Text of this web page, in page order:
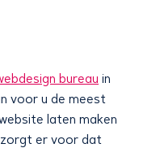
bureau in
voor u de meest
laten maken
zorgt er voor dat